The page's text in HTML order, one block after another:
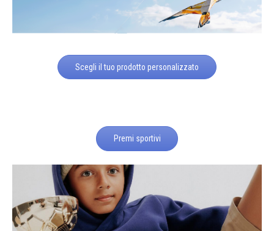
Scegli il tuo prodotto personalizzato
Premi sportivi